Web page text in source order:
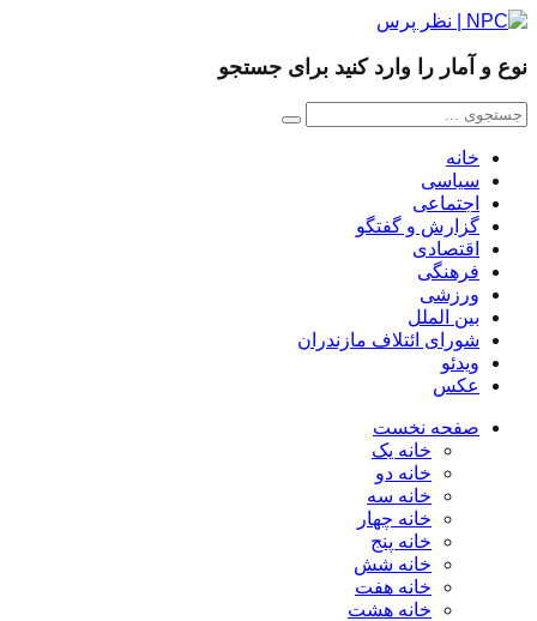
نوع و آمار را وارد کنید برای جستجو
خانه
سیاسی
اجتماعی
گزارش و گفتگو
اقتصادی
فرهنگی
ورزشی
بین الملل
شورای ائتلاف مازندران
ویدئو
عکس
صفحه نخست
خانه یک
خانه دو
خانه سه
خانه چهار
خانه پنج
خانه شش
خانه هفت
خانه هشت